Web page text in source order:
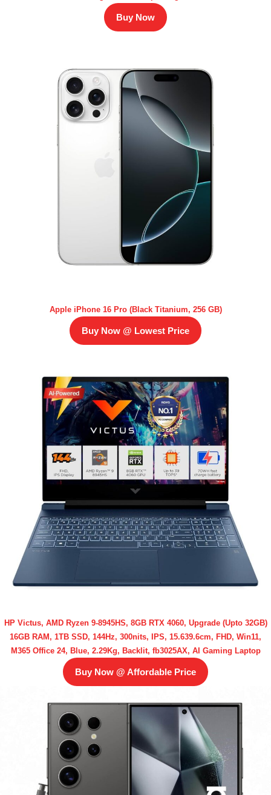
Buy Now
Apple iPhone 16 Pro (Black Titanium, 256 GB)
Buy Now @ Lowest Price
HP Victus, AMD Ryzen 9-8945HS, 8GB RTX 4060, Upgrade (Upto 32GB)
16GB RAM, 1TB SSD, 144Hz, 300nits, IPS, 15.639.6cm, FHD, Win11,
M365 Office 24, Blue, 2.29Kg, Backlit, fb3025AX, AI Gaming Laptop
Buy Now @ Affordable Price